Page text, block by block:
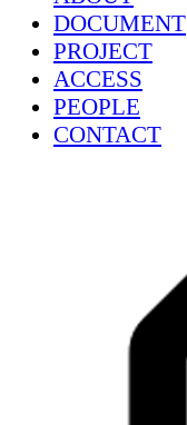
DOCUMENT
PROJECT
ACCESS
PEOPLE
CONTACT